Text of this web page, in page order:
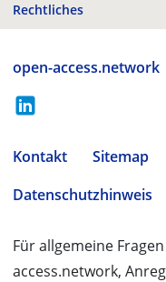
Rechtliches
open-access.network
Kontakt Sitemap
Datenschutzhinweis
Für allgemeine
access.network,